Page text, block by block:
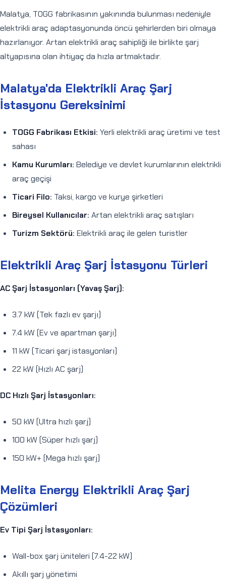
Malatya, TOGG fabrikasının yakınında bulunması nedeniyle
elektrikli araç adaptasyonunda öncü şehirlerden biri olmaya
hazırlanıyor. Artan elektrikli araç sahipliği ile birlikte şarj
altyapısına olan ihtiyaç da hızla artmaktadır.
Malatya'da Elektrikli Araç Şarj
İstasyonu Gereksinimi
TOGG Fabrikası Etkisi: Yerli elektrikli araç üretimi ve test
sahası
Kamu Kurumları: Belediye ve devlet kurumlarının elektrikli
araç geçişi
Ticari Filo: Taksi, kargo ve kurye şirketleri
Bireysel Kullanıcılar: Artan elektrikli araç satışları
Turizm Sektörü: Elektrikli araç ile gelen turistler
Elektrikli Araç Şarj İstasyonu Türleri
AC Şarj İstasyonları (Yavaş Şarj):
3.7 kW (Tek fazlı ev şarjı)
7.4 kW (Ev ve apartman şarjı)
11 kW (Ticari şarj istasyonları)
22 kW (Hızlı AC şarj)
DC Hızlı Şarj İstasyonları:
50 kW (Ultra hızlı şarj)
100 kW (Süper hızlı şarj)
150 kW+ (Mega hızlı şarj)
Melita Energy Elektrikli Araç Şarj
Çözümleri
Ev Tipi Şarj İstasyonları:
Wall-box şarj üniteleri (7.4-22 kW)
Akıllı şarj yönetimi